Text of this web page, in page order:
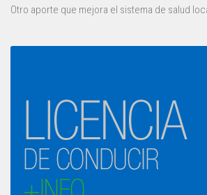
Otro aporte que mejora el sistema de salud